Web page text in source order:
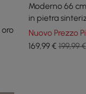
Moderno 66
in pietra
Nuovo Prezzo
169,99€ 199,99 €